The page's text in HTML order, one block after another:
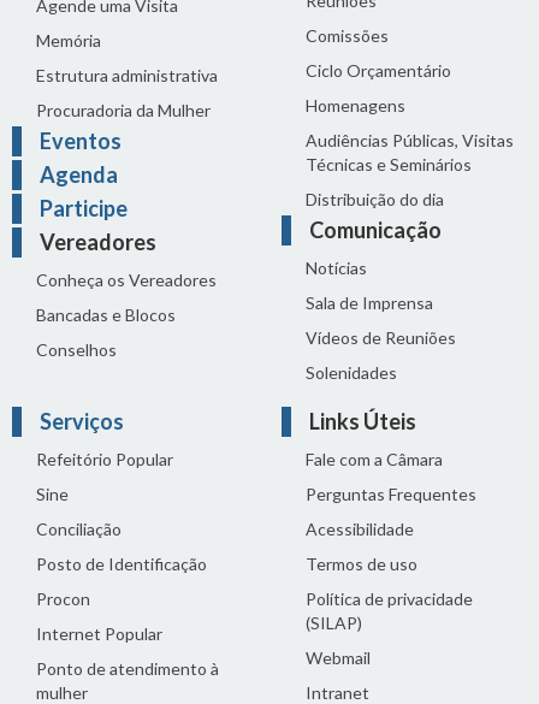
Agende uma Visita
Memória
Estrutura administrativa
Procuradoria da Mulher
Eventos
Agenda
Participe
Vereadores
Conheça os Vereadores
Bancadas e Blocos
Conselhos
Comissões
Ciclo Orçamentário
Homenagens
Audiências Públicas, Visitas
Técnicas e Seminários
Distribuição do dia
Comunicação
Notícias
Sala de Imprensa
Vídeos de Reuniões
Solenidades
Serviços
Refeitório Popular
Sine
Conciliação
Posto de Identificação
Procon
Internet Popular
Ponto de atendimento à
mulher
Links Úteis
Fale com a Câmara
Perguntas Frequentes
Acessibilidade
Termos de uso
Política de privacidade
(SILAP)
Webmail
Intranet